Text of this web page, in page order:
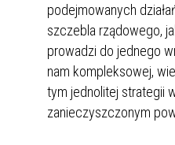
podejmowanych
szczebla rządowego,
prowadzi do jednego
nam kompleksowej,
tym jednolitej strategii
zanieczyszczonym